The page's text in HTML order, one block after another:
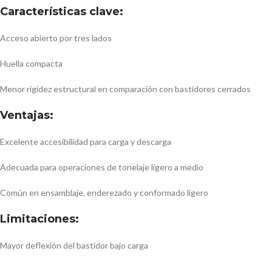
Características clave:
Acceso abierto por tres lados
Huella compacta
Menor rigidez estructural en comparación con bastidores cerrados
Ventajas:
Excelente accesibilidad para carga y descarga
Adecuada para operaciones de tonelaje ligero a medio
Común en ensamblaje, enderezado y conformado ligero
Limitaciones:
Mayor deflexión del bastidor bajo carga